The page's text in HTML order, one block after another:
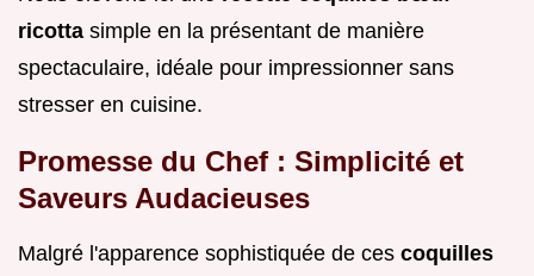
ricotta simple en la présentant de manière
spectaculaire, idéale pour impressionner sans
stresser en cuisine.
Promesse du Chef : Simplicité et
Saveurs Audacieuses
Malgré l'apparence sophistiquée de ces coquilles